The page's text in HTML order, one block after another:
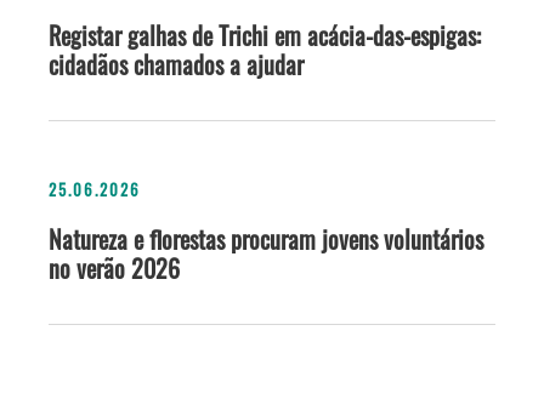
Registar galhas de Trichi em acácia-das-espigas:
cidadãos chamados a ajudar
25.06.2026
Natureza e florestas procuram jovens voluntários
no verão 2026